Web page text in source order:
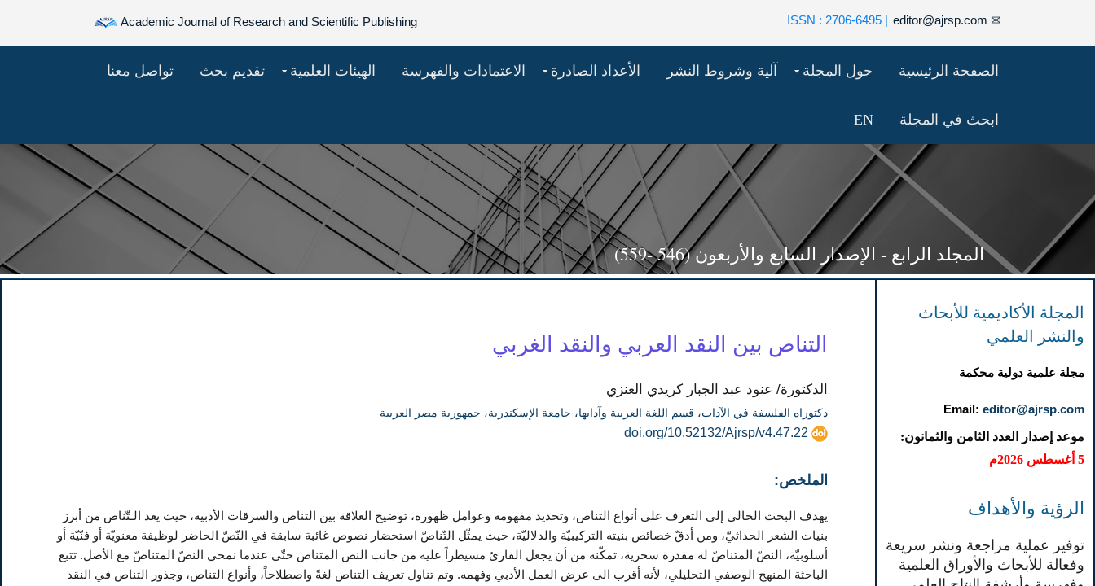
Academic Journal of Research and Scientific Publishing ✉
| ISSN : 2706-6495
الصفحة الرئيسية حول المجلة آلية وشروط النشر الأعداد الصادرة الاعتمادات والفهرسة الهيئات العلمية تقديم بحث تواصل معنا
ابحث في المجلة EN
المجلد الرابع - الإصدار السابع والأربعون (546 -559)
المجلة الأكاديمية للأبحاث
والنشر العلمي
مجلة علمية دولية محكمة
Email: editor@ajrsp.com
موعد إصدار العدد الثامن والثمانون:
5 أغسطس 2026م
الرؤية والأهداف
توفير عملية مراجعة ونشر سريعة
وفعالة للأبحاث والأوراق العلمية
التناص بين النقد العربي والنقد الغربي
الدكتورة/ عنود عبد الجبار كريدي العنزي
دكتوراه الفلسفة في الآداب، قسم اللغة العربية وآدابها، جامعة الإسكندرية، جمهورية مصر العربية
doi.org/10.52132/Ajrsp/v4.47.22
الملخص:
يهدف البحث الحالي إلى التعرف على أنواع التناص، وتحديد مفهومه وعوامل ظهوره، توضيح العلاقة بين التناص والسرقات الأدبية، حيث يعد الـتّناص من أبرز
بنيات الشعر الحداثيّ، ومن أدقّ خصائص بنيته التركيبيّة والدلاليّة، حيث يمثّل التّناصّ استحضار نصوص غائبة سابقة في النّصّ الحاضر لوظيفة معنويّة أو فنّيّة أو
أسلوبيّة، النصّ المتناصّ له مقدرة سحرية، تمكّنه من أن يجعل القارئ مسيطراً عليه من جانب النص المتناص حتّى عندما نمحي النصّ المتناصّ مع الأصل. تتبع
الباحثة المنهج الوصفي التحليلي، لأنه أقرب الى عرض العمل الأدبي وفهمه. وتم تناول تعريف التناص لغةً واصطلاحاً، وأنواع التناص، وجذور التناص في النقد